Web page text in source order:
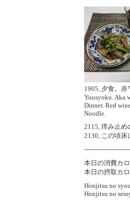
1905, 夕食。
Yuusyoku. Aka
Dinner. Red
Noodle.
2115, 痒み止め
2130, この頃床
本日の消費カ
本日の摂取カ
Honjitsu no
Honjitsu no